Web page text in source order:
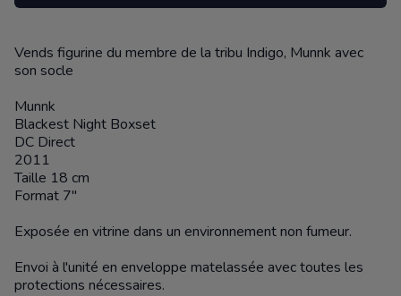
Description
Vends figurine du membre de la tribu Indigo, Munnk avec
son socle
Munnk
Blackest Night Boxset
DC Direct
2011
Taille 18 cm
Format 7"
Exposée en vitrine dans un environnement non fumeur.
Envoi à l'unité en enveloppe matelassée avec toutes les
protections nécessaires.